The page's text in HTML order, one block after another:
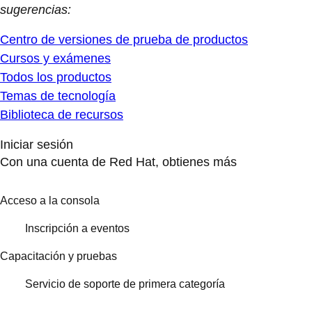
sugerencias:
Centro de versiones de prueba de productos
Cursos y exámenes
Todos los productos
Temas de tecnología
Biblioteca de recursos
Iniciar sesión
Con una cuenta de Red Hat, obtienes más
Acceso a la consola
Inscripción a eventos
Capacitación y pruebas
Servicio de soporte de primera categoría